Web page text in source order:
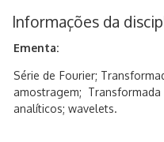
Informações da
Ementa:
Série de Fourier;
amostragem;
analíticos; wavelets.